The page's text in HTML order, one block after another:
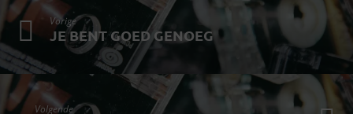
Vorige
JE BENT GOED GENOEG
Volgende